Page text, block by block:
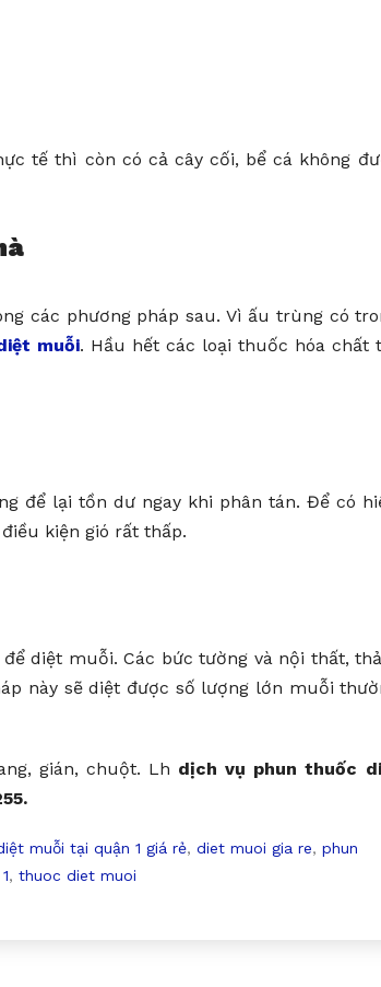
tế thì còn có cả cây cối, bể cá không
các phương pháp sau. Vì ấu trùng có
muỗi. Hầu hết các loại thuốc hóa chất
để lại tồn dư ngay khi phân tán. Để có
kiện gió rất thấp.
diệt muỗi. Các bức tường và nội thất,
này sẽ diệt được số lượng lớn muỗi
gián, chuột. Lh dịch vụ phun thuốc
muỗi tại quận 1 giá rẻ, diet muoi gia re, phun
, thuoc diet muoi